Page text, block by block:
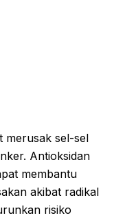
merusak sel-sel
Antioksidan
membantu
akibat radikal
risiko